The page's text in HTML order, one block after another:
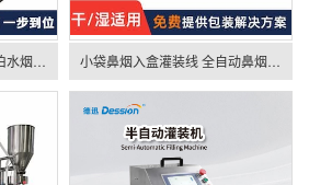
定制水烟包装生产线 阿拉伯水烟膏包装机 全自动水烟丝包装机械设备 小袋鼻烟入盒灌装线 全自动鼻烟粉烟丝袋装包装机 定制搭配灌装线